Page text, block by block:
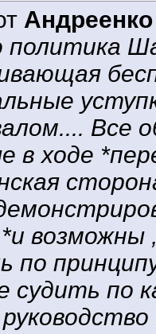
Андреенко
политика
Все
в ходе
*и
по
судить по